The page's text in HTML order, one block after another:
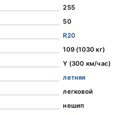
255
50
R20
109 (1030 кг)
Y (300 км/час)
летняя
легковой
нешип